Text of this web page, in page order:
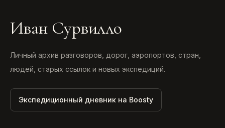
Иван Сурвилло
Личный архив разговоров, дорог, аэропортов, стран,
людей, старых ссылок и новых экспедиций.
Экспедиционный дневник на Boosty